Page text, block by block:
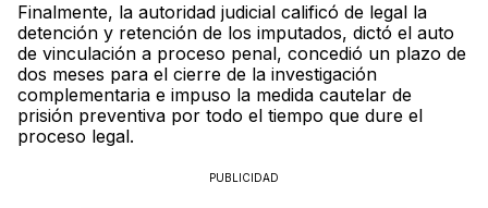
Finalmente, la autoridad judicial calificó de legal la
detención y retención de los imputados, dictó el auto
de vinculación a proceso penal, concedió un plazo de
dos meses para el cierre de la investigación
complementaria e impuso la medida cautelar de
prisión preventiva por todo el tiempo que dure el
proceso legal.
PUBLICIDAD